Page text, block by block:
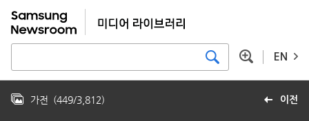
EN
이전
가전 (449/3,812)